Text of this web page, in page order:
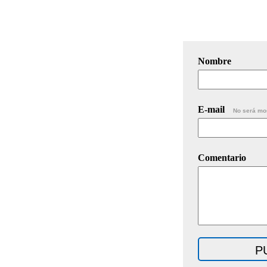
Nombre
E-mail No será
Comentario